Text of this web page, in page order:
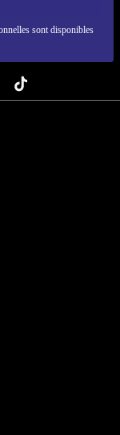
sont disponibles